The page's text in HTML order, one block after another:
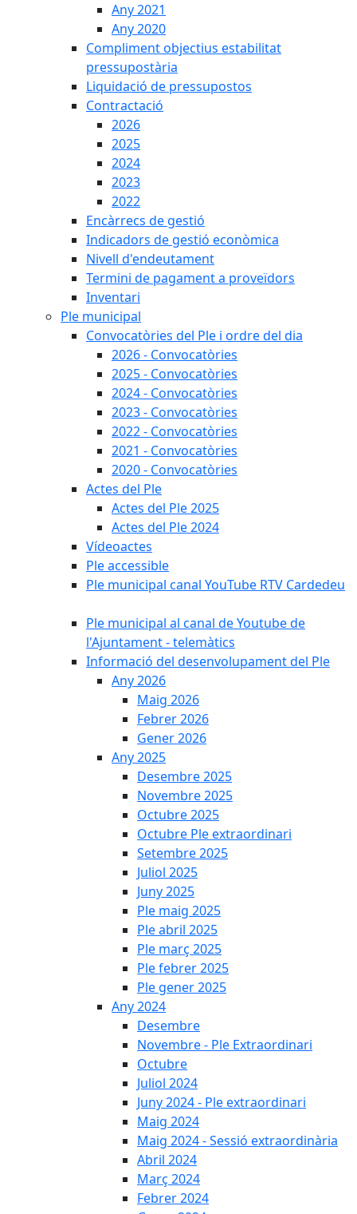
Any 2021
Any 2020
Compliment objectius estabilitat
pressupostària
Liquidació de pressupostos
Contractació
2026
2025
2024
2023
2022
Encàrrecs de gestió
Indicadors de gestió econòmica
Nivell d'endeutament
Termini de pagament a proveïdors
Inventari
Ple municipal
Convocatòries del Ple i ordre del dia
2026 - Convocatòries
2025 - Convocatòries
2024 - Convocatòries
2023 - Convocatòries
2022 - Convocatòries
2021 - Convocatòries
2020 - Convocatòries
Actes del Ple
Actes del Ple 2025
Actes del Ple 2024
Vídeoactes
Ple accessible
Ple municipal canal YouTube RTV Cardedeu
Ple municipal al canal de Youtube de
l'Ajuntament - telemàtics
Informació del desenvolupament del Ple
Any 2026
Maig 2026
Febrer 2026
Gener 2026
Any 2025
Desembre 2025
Novembre 2025
Octubre 2025
Octubre Ple extraordinari
Setembre 2025
Juliol 2025
Juny 2025
Ple maig 2025
Ple abril 2025
Ple març 2025
Ple febrer 2025
Ple gener 2025
Any 2024
Desembre
Novembre - Ple Extraordinari
Octubre
Juliol 2024
Juny 2024 - Ple extraordinari
Maig 2024
Maig 2024 - Sessió extraordinària
Abril 2024
Març 2024
Febrer 2024